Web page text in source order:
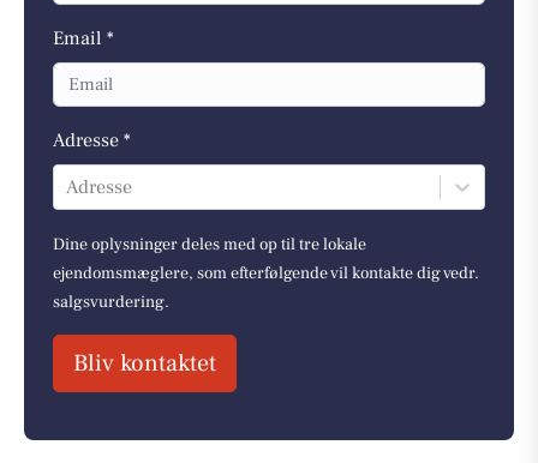
Email *
Adresse *
Adresse
Dine oplysninger deles med op til tre lokale
ejendomsmæglere, som efterfølgende vil kontakte dig vedr.
salgsvurdering.
Bliv kontaktet